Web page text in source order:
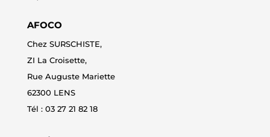
AFOCO
Chez SURSCHISTE,
ZI La Croisette,
Rue Auguste Mariette
62300 LENS
Tél : 03 27 21 82 18